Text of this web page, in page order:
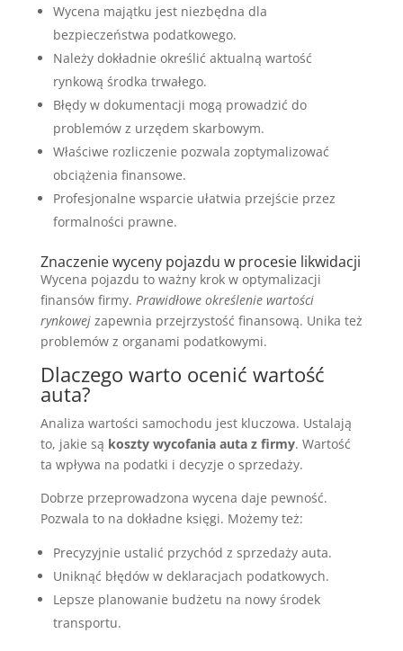
Wycena majątku jest niezbędna dla
bezpieczeństwa podatkowego.
Należy dokładnie określić aktualną wartość
rynkową środka trwałego.
Błędy w dokumentacji mogą prowadzić do
problemów z urzędem skarbowym.
Właściwe rozliczenie pozwala zoptymalizować
obciążenia finansowe.
Profesjonalne wsparcie ułatwia przejście przez
formalności prawne.
Znaczenie wyceny pojazdu w procesie likwidacji
Wycena pojazdu to ważny krok w optymalizacji
finansów firmy. Prawidłowe określenie wartości
rynkowejzapewnia przejrzystość finansową. Unika też
problemów z organami podatkowymi.
Dlaczego warto ocenić wartość
auta?
Analiza wartości samochodu jest kluczowa. Ustalają
to, jakie są koszty wycofania auta z firmy. Wartość
ta wpływa na podatki i decyzje o sprzedaży.
Dobrze przeprowadzona wycena daje pewność.
Pozwala to na dokładne księgi. Możemy też:
Precyzyjnie ustalić przychód z sprzedaży auta.
Uniknąć błędów w deklaracjach podatkowych.
Lepsze planowanie budżetu na nowy środek
transportu.